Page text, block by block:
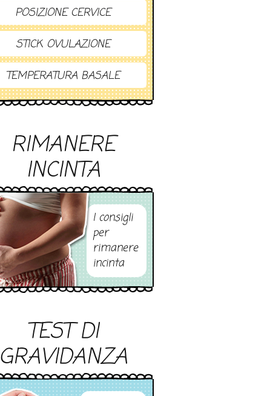
POSIZIONE CERVICE
STICK OVULAZIONE
TEMPERATURA BASALE
RIMANERE
INCINTA
I consigli
per
rimanere
incinta
TEST DI
GRAVIDANZA